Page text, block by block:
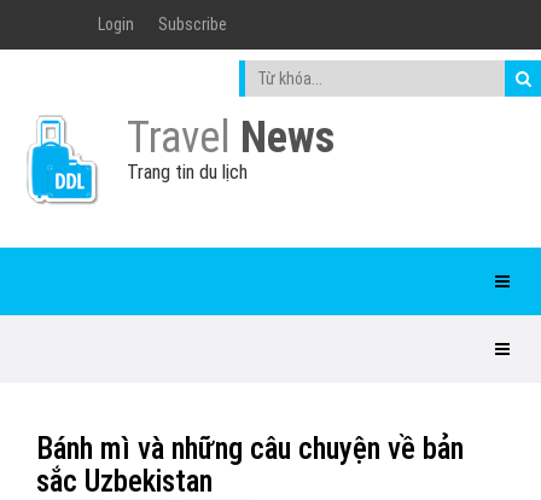
Login Subscribe
Travel News
Trang tin du lịch
Bánh mì và những câu chuyện về bản
sắc Uzbekistan